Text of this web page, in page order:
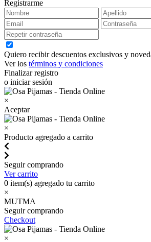
Registrarme
Quiero recibir descuentos exclusivos y
Ver los términos y condiciones
Finalizar registro
o iniciar sesión
×
Aceptar
×
Producto agregado a carrito
Seguir comprando
Ver carrito
0 item(s) agregado tu carrito
×
MUTMA
Seguir comprando
Checkout
×